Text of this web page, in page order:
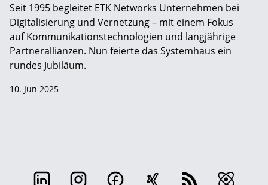
Seit 1995 begleitet ETK Networks Unternehmen bei
Digitalisierung und Vernetzung – mit einem Fokus
auf Kommunikationstechnologien und langjährige
Partnerallianzen. Nun feierte das Systemhaus ein
rundes Jubiläum.
10. Jun 2025